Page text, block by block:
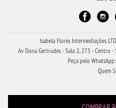
FLORICULTURA
Isabela Flores Intermediações
Av Dona Gertrudes - Sala 2, 273 - Centro
Peça pelo
Quem